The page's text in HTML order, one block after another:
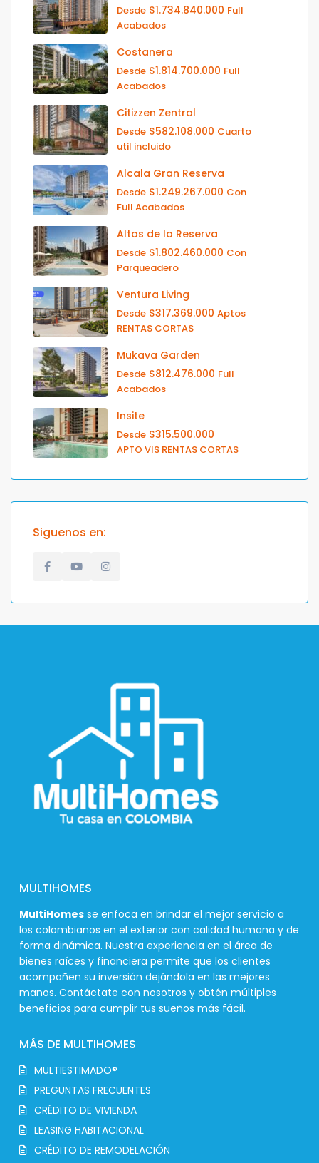
Desde $1.734.840.000 Full
Acabados
Costanera
Desde $1.814.700.000 Full
Acabados
Citizzen Zentral
Desde $582.108.000 Cuarto
util incluido
Alcala Gran Reserva
Desde $1.249.267.000 Con
Full Acabados
Altos de la Reserva
Desde $1.802.460.000 Con
Parqueadero
Ventura Living
Desde $317.369.000 Aptos
RENTAS CORTAS
Mukava Garden
Desde $812.476.000 Full
Acabados
Insite
Desde $315.500.000
APTO VIS RENTAS CORTAS
Siguenos en:
MULTIHOMES
MultiHomes se enfoca en brindar el mejor servicio a
los colombianos en el exterior con calidad humana y de
forma dinámica. Nuestra experiencia en el área de
bienes raíces y financiera permite que los clientes
acompañen su inversión dejándola en las mejores
manos. Contáctate con nosotros y obtén múltiples
beneficios para cumplir tus sueños más fácil.
MÁS DE MULTIHOMES
MULTIESTIMADO®
PREGUNTAS FRECUENTES
CRÉDITO DE VIVIENDA
LEASING HABITACIONAL
CRÉDITO DE REMODELACIÓN